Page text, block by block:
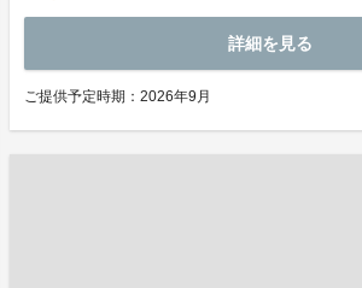
詳細を見る
ご提供予定時期：2026年9月